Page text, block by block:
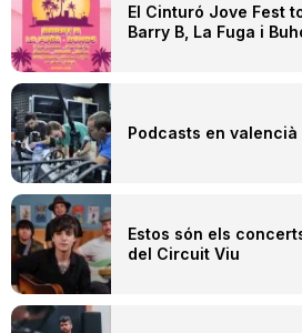
El Cinturó Jove Fest
Barry B, La Fuga i
Podcasts en
Estos són els
del Circuit Viu